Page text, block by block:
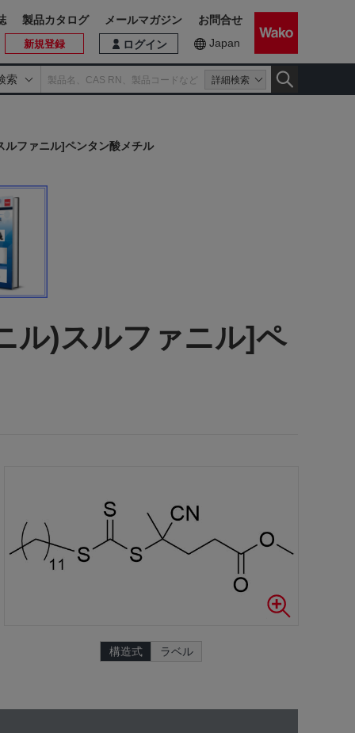
索 詳細検索
ログイン
新規登録 Japan
製品カタログ メールマガジン お問合せ
ファニル]ペンタン酸メチル
ル)スルファニル]ペ
構造式 ラベル